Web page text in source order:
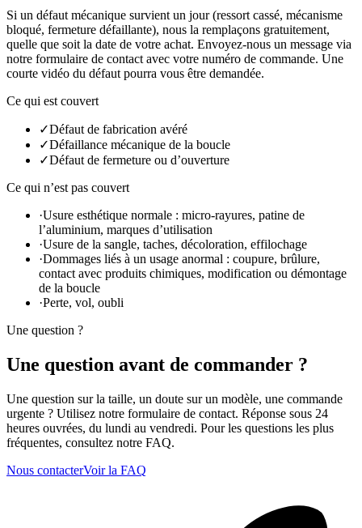
Si un défaut mécanique survient un jour (ressort cassé, mécanisme
bloqué, fermeture défaillante), nous la remplaçons gratuitement,
quelle que soit la date de votre achat. Envoyez-nous un message via
notre formulaire de contact avec votre numéro de commande. Une
courte vidéo du défaut pourra vous être demandée.
Ce qui est couvert
✓Défaut de fabrication avéré
✓Défaillance mécanique de la boucle
✓Défaut de fermeture ou d’ouverture
Ce qui n’est pas couvert
·Usure esthétique normale : micro-rayures, patine de
l’aluminium, marques d’utilisation
·Usure de la sangle, taches, décoloration, effilochage
·Dommages liés à un usage anormal : coupure, brûlure,
contact avec produits chimiques, modification ou démontage
de la boucle
·Perte, vol, oubli
Une question ?
Une question avant de commander ?
Une question sur la taille, un doute sur un modèle, une commande
urgente ? Utilisez notre formulaire de contact. Réponse sous 24
heures ouvrées, du lundi au vendredi. Pour les questions les plus
fréquentes, consultez notre FAQ.
Nous contacterVoir la FAQ